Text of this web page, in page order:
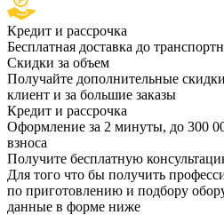
Кредит и рассрочка
Бесплатная доставка до
Скидки за объем
Получайте дополнительные
клиент и за большие заказы
Кредит и рассрочка
Оформление за 2 минуты, до 300
взноса
Получите бесплатную
Для того что бы получить
по приготовлению и подбору
данные в форме ниже